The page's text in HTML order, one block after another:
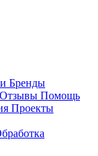
Бренды
Отзывы Помощь
Проекты